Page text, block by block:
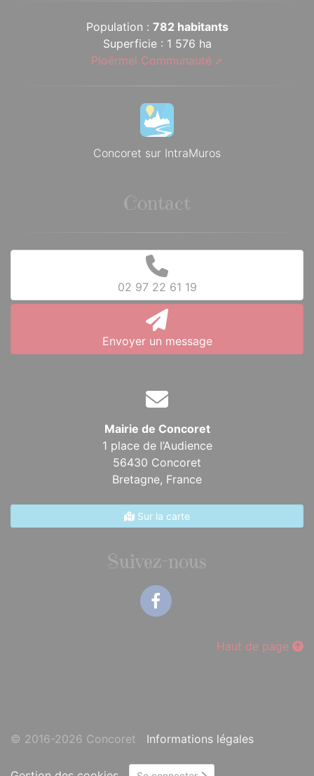
Population : 782 habitants
Superficie : 1 576 ha
Ploërmel Communauté
Concoret sur IntraMuros
Contact
02 97 22 61 19
Envoyer un message
Mairie de Concoret
1 place de l’Audience
56430 Concoret
Bretagne, France
Sur la carte
Suivez-nous
Haut de page
© 2016-2026 Concoret Informations légales